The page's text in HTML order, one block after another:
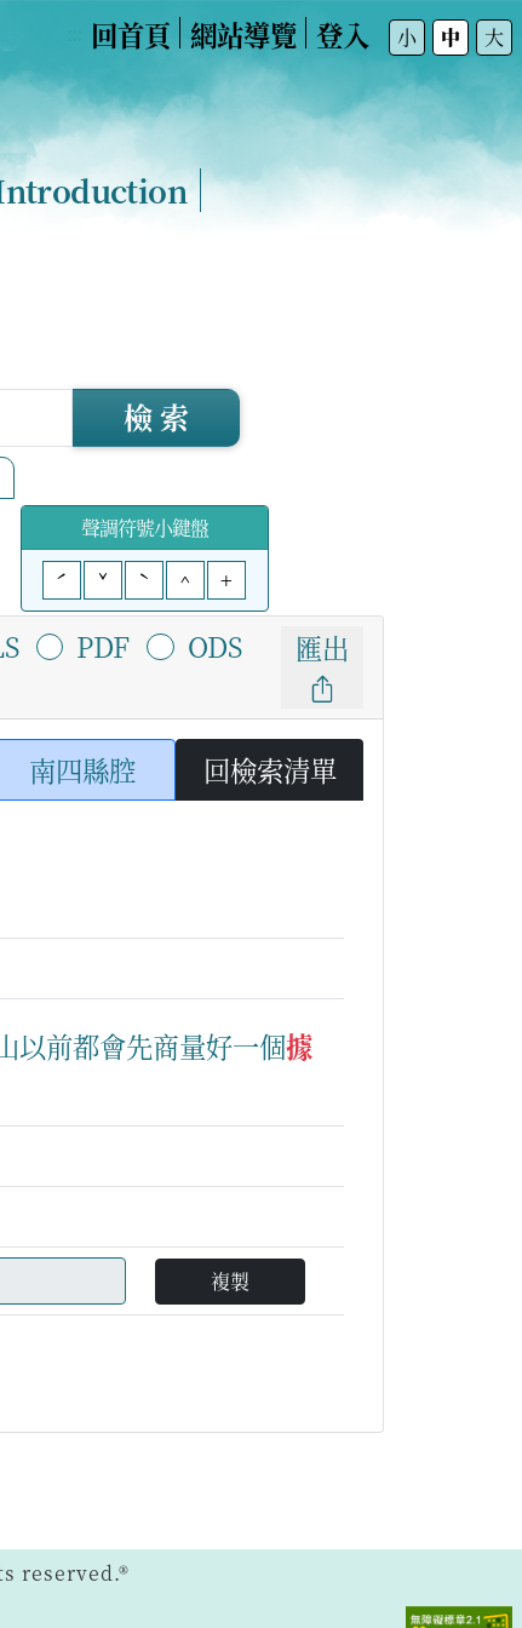
回首頁 網站導覽 登入 小 中 大
檢 索
聲調符號小鍵盤
ˊ
ˇ ˋ ^ +
PDF ODS 匯出
南四縣腔 回檢索清單
以前都會先商量好一個據
複製
reserved.®